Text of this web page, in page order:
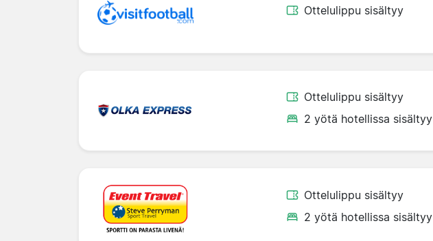
Ottelulippu sisältyy
Ottelulippu sisältyy
2 yötä hotellissa sisältyy
Ottelulippu sisältyy
2 yötä hotellissa sisältyy